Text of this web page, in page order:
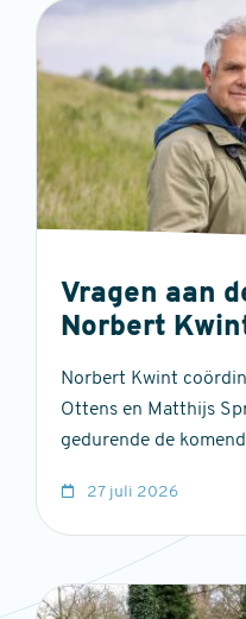
Vragen aan
Norbert
Norbert Kwint
Ottens en Matthijs
gedurende de
27 juli 2026